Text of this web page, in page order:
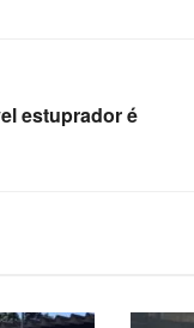
estuprador é